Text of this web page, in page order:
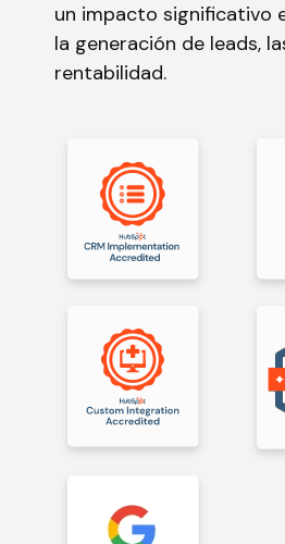
un impacto significativo
la generación de leads,
rentabilidad.